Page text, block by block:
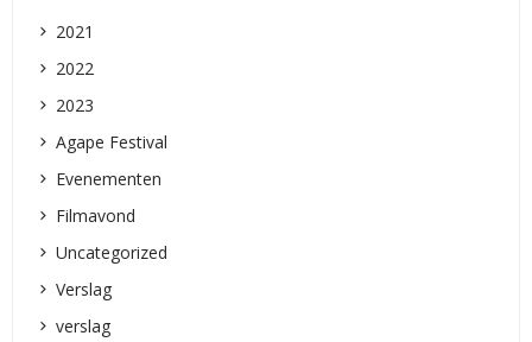
2021
2022
2023
Agape Festival
Evenementen
Filmavond
Uncategorized
Verslag
verslag